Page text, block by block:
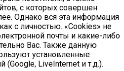
с которых совершен
Однако вся эта информация
с личностью. «Cookies» не
почты и какие-либо
Вас. Также данную
установленные
(Google, LiveInternet и т.д.).